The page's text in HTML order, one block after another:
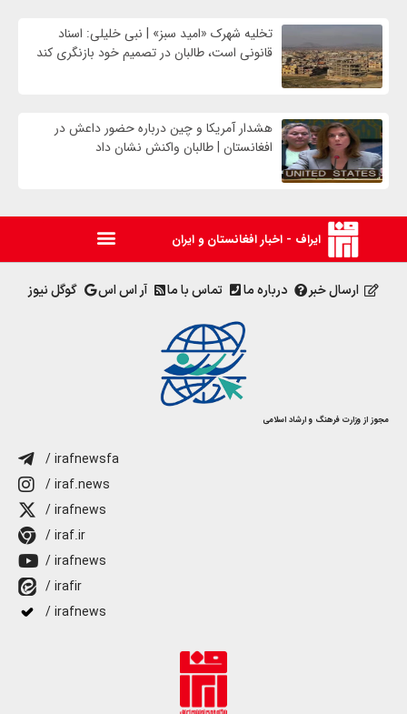
تخلیه شهرک «امید سبز» | نبی خلیلی: اسناد
قانونی است، طالبان در تصمیم خود بازنگری کند
هشدار آمریکا و چین درباره حضور داعش در
افغانستان | طالبان واکنش نشان داد
ایراف - اخبار افغانستان و ایران
ارسال خبر درباره ما تماس با ما آر اس اس گوگل نیوز
مجوز از وزارت فرهنگ و ارشاد اسلامی
/ irafnewsfa
/ iraf.news
/ irafnews
/ iraf.ir
/ irafnews
/ irafir
/ irafnews